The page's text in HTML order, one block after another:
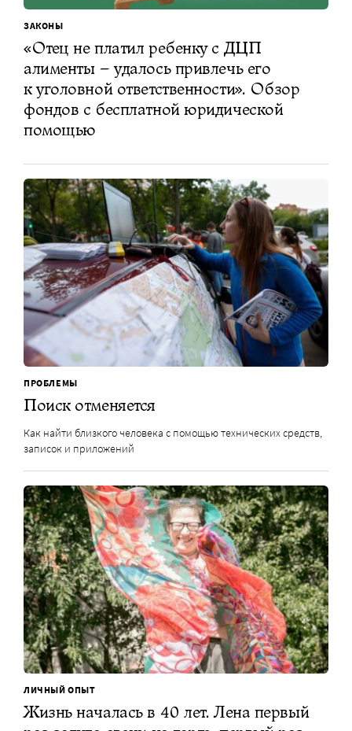
ЗАКОНЫ
«Отец не платил ребенку с ДЦП
алименты – удалось привлечь его
к уголовной ответственности». Обзор
фондов с бесплатной юридической
помощью
ПРОБЛЕМЫ
Поиск отменяется
Как найти близкого человека с помощью технических средств,
записок и приложений
ЛИЧНЫЙ ОПЫТ
Жизнь началась в 40 лет. Лена первый